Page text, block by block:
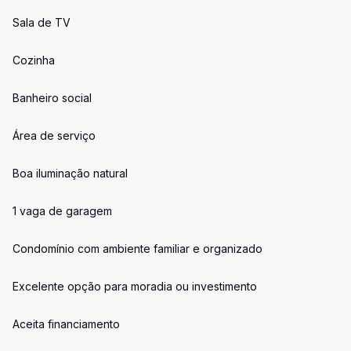
Sala de TV
Cozinha
Banheiro social
Área de serviço
Boa iluminação natural
1 vaga de garagem
Condomínio com ambiente familiar e organizado
Excelente opção para moradia ou investimento
Aceita financiamento